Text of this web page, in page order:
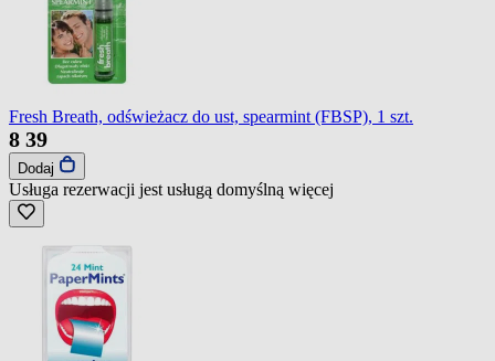
Fresh Breath, odświeżacz do ust, spearmint (FBSP), 1 szt.
8 39
Dodaj
Usługa rezerwacji jest usługą domyślną więcej